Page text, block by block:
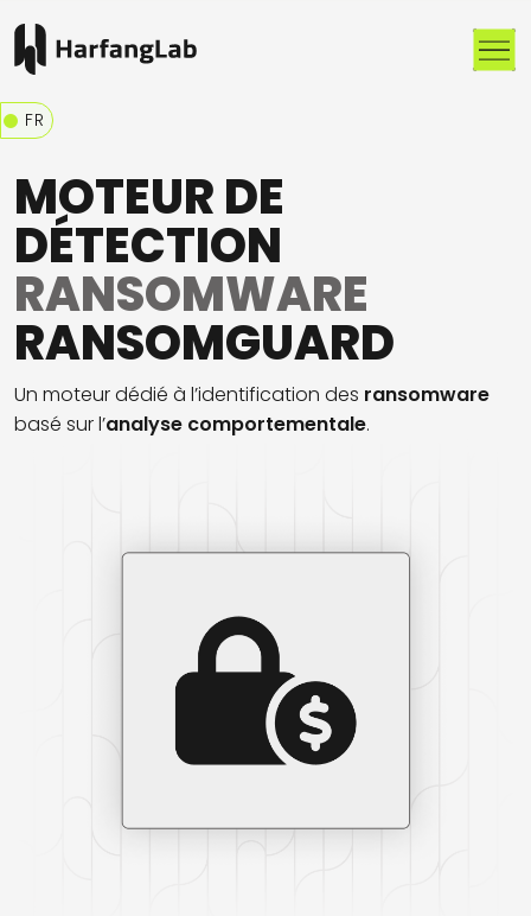
FR
MOTEUR DE
DÉTECTION
RANSOMWARE
RANSOMGUARD
Un moteur dédié à l’identification des ransomware
basé sur l’analyse comportementale.